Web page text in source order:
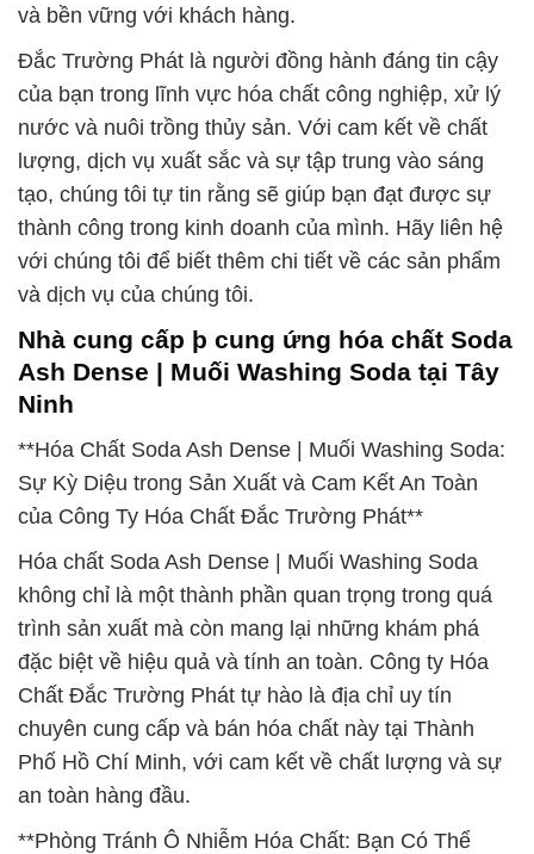
và bền vững với khách hàng.
Đắc Trường Phát là người đồng hành đáng tin cậy
của bạn trong lĩnh vực hóa chất công nghiệp, xử lý
nước và nuôi trồng thủy sản. Với cam kết về chất
lượng, dịch vụ xuất sắc và sự tập trung vào sáng
tạo, chúng tôi tự tin rằng sẽ giúp bạn đạt được sự
thành công trong kinh doanh của mình. Hãy liên hệ
với chúng tôi để biết thêm chi tiết về các sản phẩm
và dịch vụ của chúng tôi.
Nhà cung cấp þ cung ứng hóa chất Soda
Ash Dense | Muối Washing Soda tại Tây
Ninh
**Hóa Chất Soda Ash Dense | Muối Washing Soda:
Sự Kỳ Diệu trong Sản Xuất và Cam Kết An Toàn
của Công Ty Hóa Chất Đắc Trường Phát**
Hóa chất Soda Ash Dense | Muối Washing Soda
không chỉ là một thành phần quan trọng trong quá
trình sản xuất mà còn mang lại những khám phá
đặc biệt về hiệu quả và tính an toàn. Công ty Hóa
Chất Đắc Trường Phát tự hào là địa chỉ uy tín
chuyên cung cấp và bán hóa chất này tại Thành
Phố Hồ Chí Minh, với cam kết về chất lượng và sự
an toàn hàng đầu.
**Phòng Tránh Ô Nhiễm Hóa Chất: Bạn Có Thể